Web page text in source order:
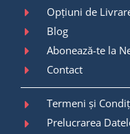
Opțiuni de
Blog
Abonează-te la
Contact
Termeni și
Prelucrarea